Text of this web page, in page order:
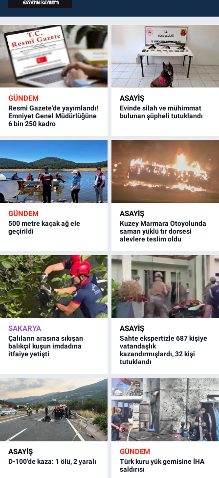
GÜNDEM
Resmi Gazete'de yayımlandı!
Emniyet Genel Müdürlüğüne
6 bin 250 kadro
ASAYİŞ
Evinde silah ve mühimmat
bulunan şüpheli tutuklandı
GÜNDEM
500 metre kaçak ağ ele
geçirildi
ASAYİŞ
Kuzey Marmara Otoyolunda
saman yüklü tır dorsesi
alevlere teslim oldu
SAKARYA
Çalıların arasına sıkışan
balıkçıl kuşun imdadına
itfaiye yetişti
ASAYİŞ
Sahte ekspertizle 687 kişiye
vatandaşlık
kazandırmışlardı, 32 kişi
tutuklandı
ASAYİŞ
D-100'de kaza: 1 ölü, 2 yaralı
GÜNDEM
Türk kuru yük gemisine İHA
saldırısı